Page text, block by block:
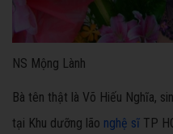
NS Mộng Lành
Bà tên thật là Võ Hiếu Nghĩa,
tại Khu dưỡng lão nghệ sĩ TP